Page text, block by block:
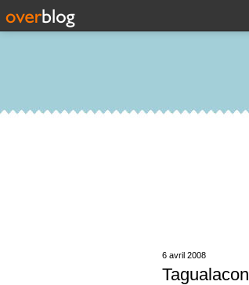
6 avril 2008
Tagualacon